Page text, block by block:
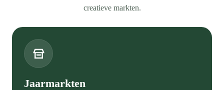
creatieve markten.
Jaarmarkten